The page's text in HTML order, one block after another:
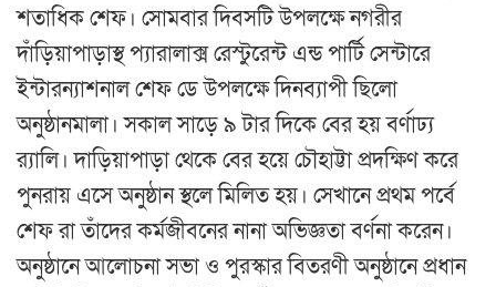
শতাধিক শেফ। সোমবার দিবসটি উপলক্ষে নগরীর
দাঁড়িয়াপাড়াস্থ প্যারালাক্স রেস্টুরেন্ট এন্ড পার্টি সেন্টারে
ইন্টারন্যাশনাল শেফ ডে উপলক্ষে দিনব্যাপী ছিলো
অনুষ্ঠানমালা। সকাল সাড়ে ৯ টার দিকে বের হয় বর্ণাঢ্য
র‌্যালি। দাড়িয়াপাড়া থেকে বের হয়ে চৌহাট্টা প্রদক্ষিণ করে
পুনরায় এসে অনুষ্ঠান স্থলে মিলিত হয়। সেখানে প্রথম পর্বে
শেফ রা তাঁদের কর্মজীবনের নানা অভিজ্ঞতা বর্ণনা করেন।
অনুষ্ঠানে আলোচনা সভা ও পুরস্কার বিতরণী অনুষ্ঠানে প্রধান